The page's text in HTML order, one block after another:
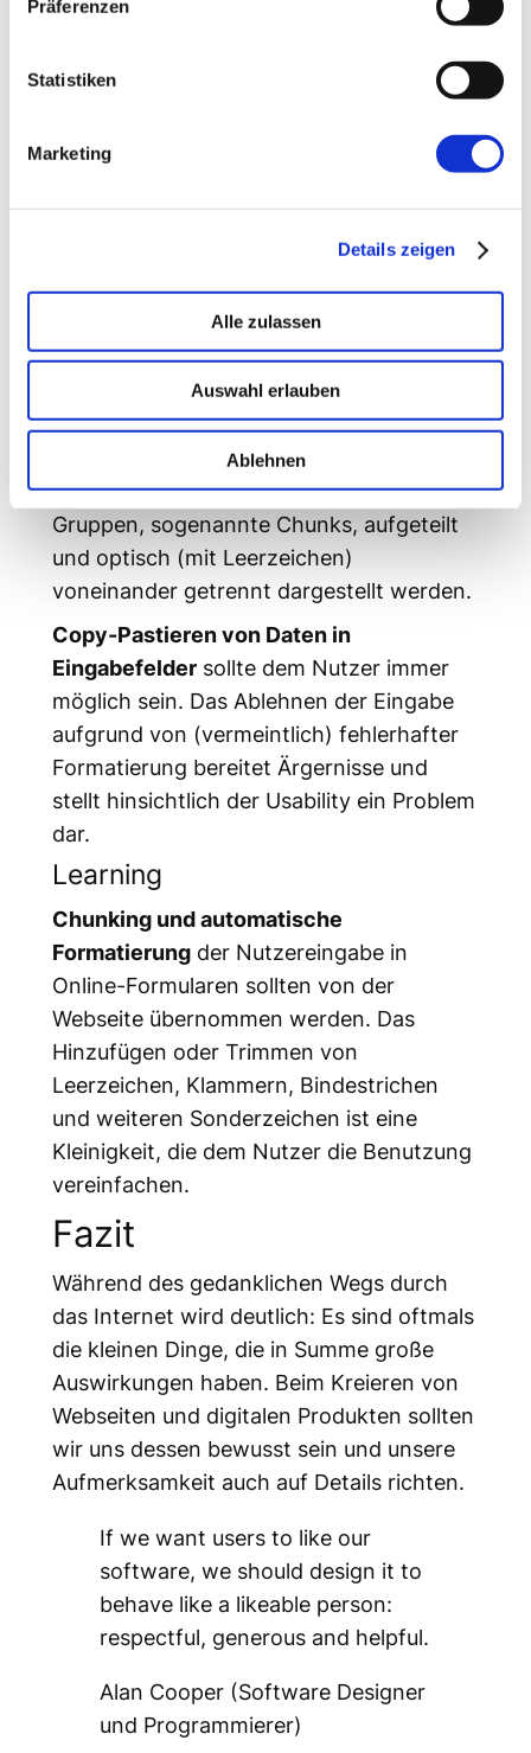
Präferenzen
Statistiken
Marketing
Details zeigen
Alle zulassen
Auswahl erlauben
Ablehnen
Essen bestellen, online shoppen,
Ziffernreihen ohne Punkt und Komma. Für
den reibungslosen und frustfreien Ablauf
sollten Online-Formulare den Nutzer bei
der Dateneingabe unterstützen.
Psychologische Prinzipien wie das
können dabei behilflich sein.
Menschen können sich gut fünf ± zwei
einzelne Elemente merken. Die Kapazität
des Kurzzeitgedächtnisses kann
„erweitert“ werden, indem die einzelnen
Elemente in zusammenhängende
Gruppen, sogenannte Chunks, aufgeteilt
und optisch (mit Leerzeichen)
voneinander getrennt dargestellt werden.
Copy-Pastieren von Daten in
Eingabefeldersollte dem Nutzer immer
möglich sein. Das Ablehnen der Eingabe
aufgrund von (vermeintlich) fehlerhafter
Formatierung bereitet Ärgernisse und
stellt hinsichtlich der Usability ein Problem
dar.
Learning
Chunking und automatische
Formatierungder Nutzereingabe in
Online-Formularen sollten von der
Webseite übernommen werden. Das
Hinzufügen oder Trimmen von
Leerzeichen, Klammern, Bindestrichen
und weiteren Sonderzeichen ist eine
Kleinigkeit, die dem Nutzer die Benutzung
vereinfachen.
Fazit
Während des gedanklichen Wegs durch
das Internet wird deutlich: Es sind oftmals
die kleinen Dinge, die in Summe große
Auswirkungen haben. Beim Kreieren von
Webseiten und digitalen Produkten sollten
wir uns dessen bewusst sein und unsere
Aufmerksamkeit auch auf Details richten.
If we want users to like our
software, we should design it to
behave like a likeable person:
respectful, generous and helpful.
Alan Cooper (Software Designer
und Programmierer)